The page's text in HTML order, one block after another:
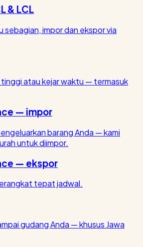
& LCL
sebagian, impor dan ekspor via
tinggi atau kejar waktu — termasuk
— impor
barang Anda — kami
untuk diimpor.
— ekspor
tepat jadwal.
gudang Anda — khusus Jawa